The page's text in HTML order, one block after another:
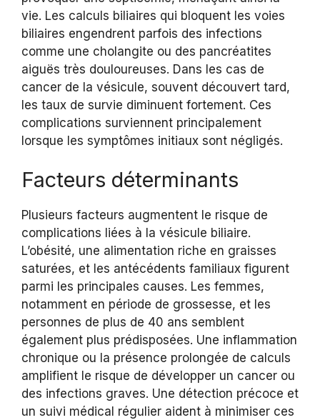
vie. Les calculs biliaires qui bloquent les voies
biliaires engendrent parfois des infections
comme une cholangite ou des pancréatites
aiguës très douloureuses. Dans les cas de
cancer de la vésicule, souvent découvert tard,
les taux de survie diminuent fortement. Ces
complications surviennent principalement
lorsque les symptômes initiaux sont négligés.
Facteurs déterminants
Plusieurs facteurs augmentent le risque de
complications liées à la vésicule biliaire.
L’obésité, une alimentation riche en graisses
saturées, et les antécédents familiaux figurent
parmi les principales causes. Les femmes,
notamment en période de grossesse, et les
personnes de plus de 40 ans semblent
également plus prédisposées. Une inflammation
chronique ou la présence prolongée de calculs
amplifient le risque de développer un cancer ou
des infections graves. Une détection précoce et
un suivi médical régulier aident à minimiser ces